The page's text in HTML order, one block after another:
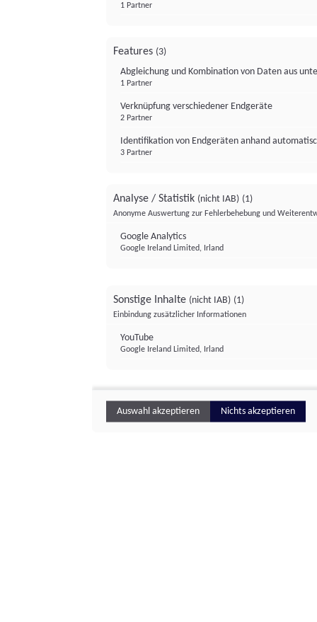
1 Partner
Features (3)
Abgleichung und Kombination von Daten aus
1 Partner
Verknüpfung verschiedener Endgeräte
2 Partner
Identifikation von Endgeräten anhand
3 Partner
Analyse / Statistik (nicht IAB) (1)
Anonyme Auswertung zur Fehlerbehebung und
Google Analytics
Google Ireland Limited, Irland
Sonstige Inhalte (nicht IAB) (1)
Einbindung zusätzlicher Informationen
YouTube
Google Ireland Limited, Irland
Auswahl akzeptieren Nichts akzeptieren